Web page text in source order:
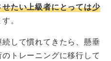
たい上級者にとっては少
。
して慣れてきたら、懸垂
トレーニングに移行して